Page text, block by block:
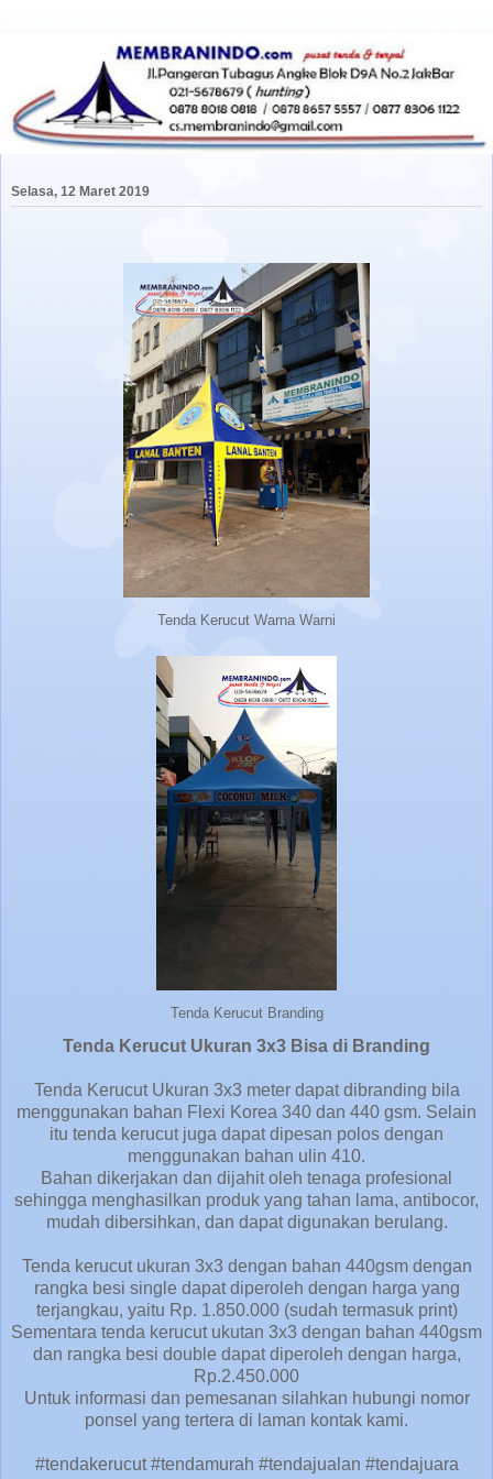
Selasa, 12 Maret 2019
Tenda Kerucut Warna Warni
Tenda Kerucut Branding
Tenda Kerucut Ukuran 3x3 Bisa di Branding
Tenda Kerucut Ukuran 3x3 meter dapat dibranding bila
menggunakan bahan Flexi Korea 340 dan 440 gsm. Selain
itu tenda kerucut juga dapat dipesan polos dengan
menggunakan bahan ulin 410.
Bahan dikerjakan dan dijahit oleh tenaga profesional
sehingga menghasilkan produk yang tahan lama, antibocor,
mudah dibersihkan, dan dapat digunakan berulang.
Tenda kerucut ukuran 3x3 dengan bahan 440gsm dengan
rangka besi single dapat diperoleh dengan harga yang
terjangkau, yaitu Rp. 1.850.000 (sudah termasuk print)
Sementara tenda kerucut ukutan 3x3 dengan bahan 440gsm
dan rangka besi double dapat diperoleh dengan harga,
Rp.2.450.000
Untuk informasi dan pemesanan silahkan hubungi nomor
ponsel yang tertera di laman kontak kami.
#tendakerucut #tendamurah #tendajualan #tendajuara